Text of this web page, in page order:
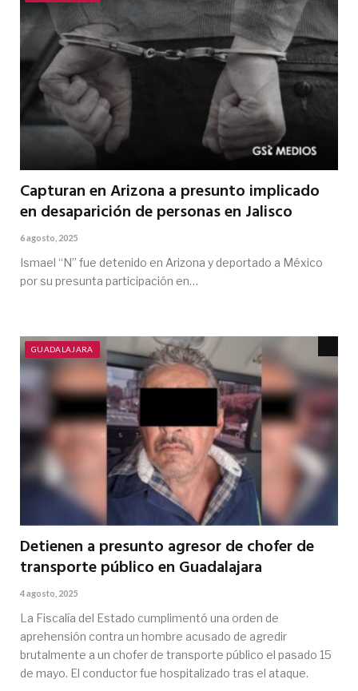
Capturan en Arizona a presunto implicado
en desaparición de personas en Jalisco
6 agosto, 2025
Ismael “N” fue detenido en Arizona y deportado a México
por su presunta participación en…
GUADALAJARA
Detienen a presunto agresor de chofer de
transporte público en Guadalajara
4 agosto, 2025
La Fiscalía del Estado cumplimentó una orden de
aprehensión contra un hombre acusado de agredir
brutalmente a un chofer de transporte público el pasado 15
de mayo. El conductor fue hospitalizado tras el ataque.